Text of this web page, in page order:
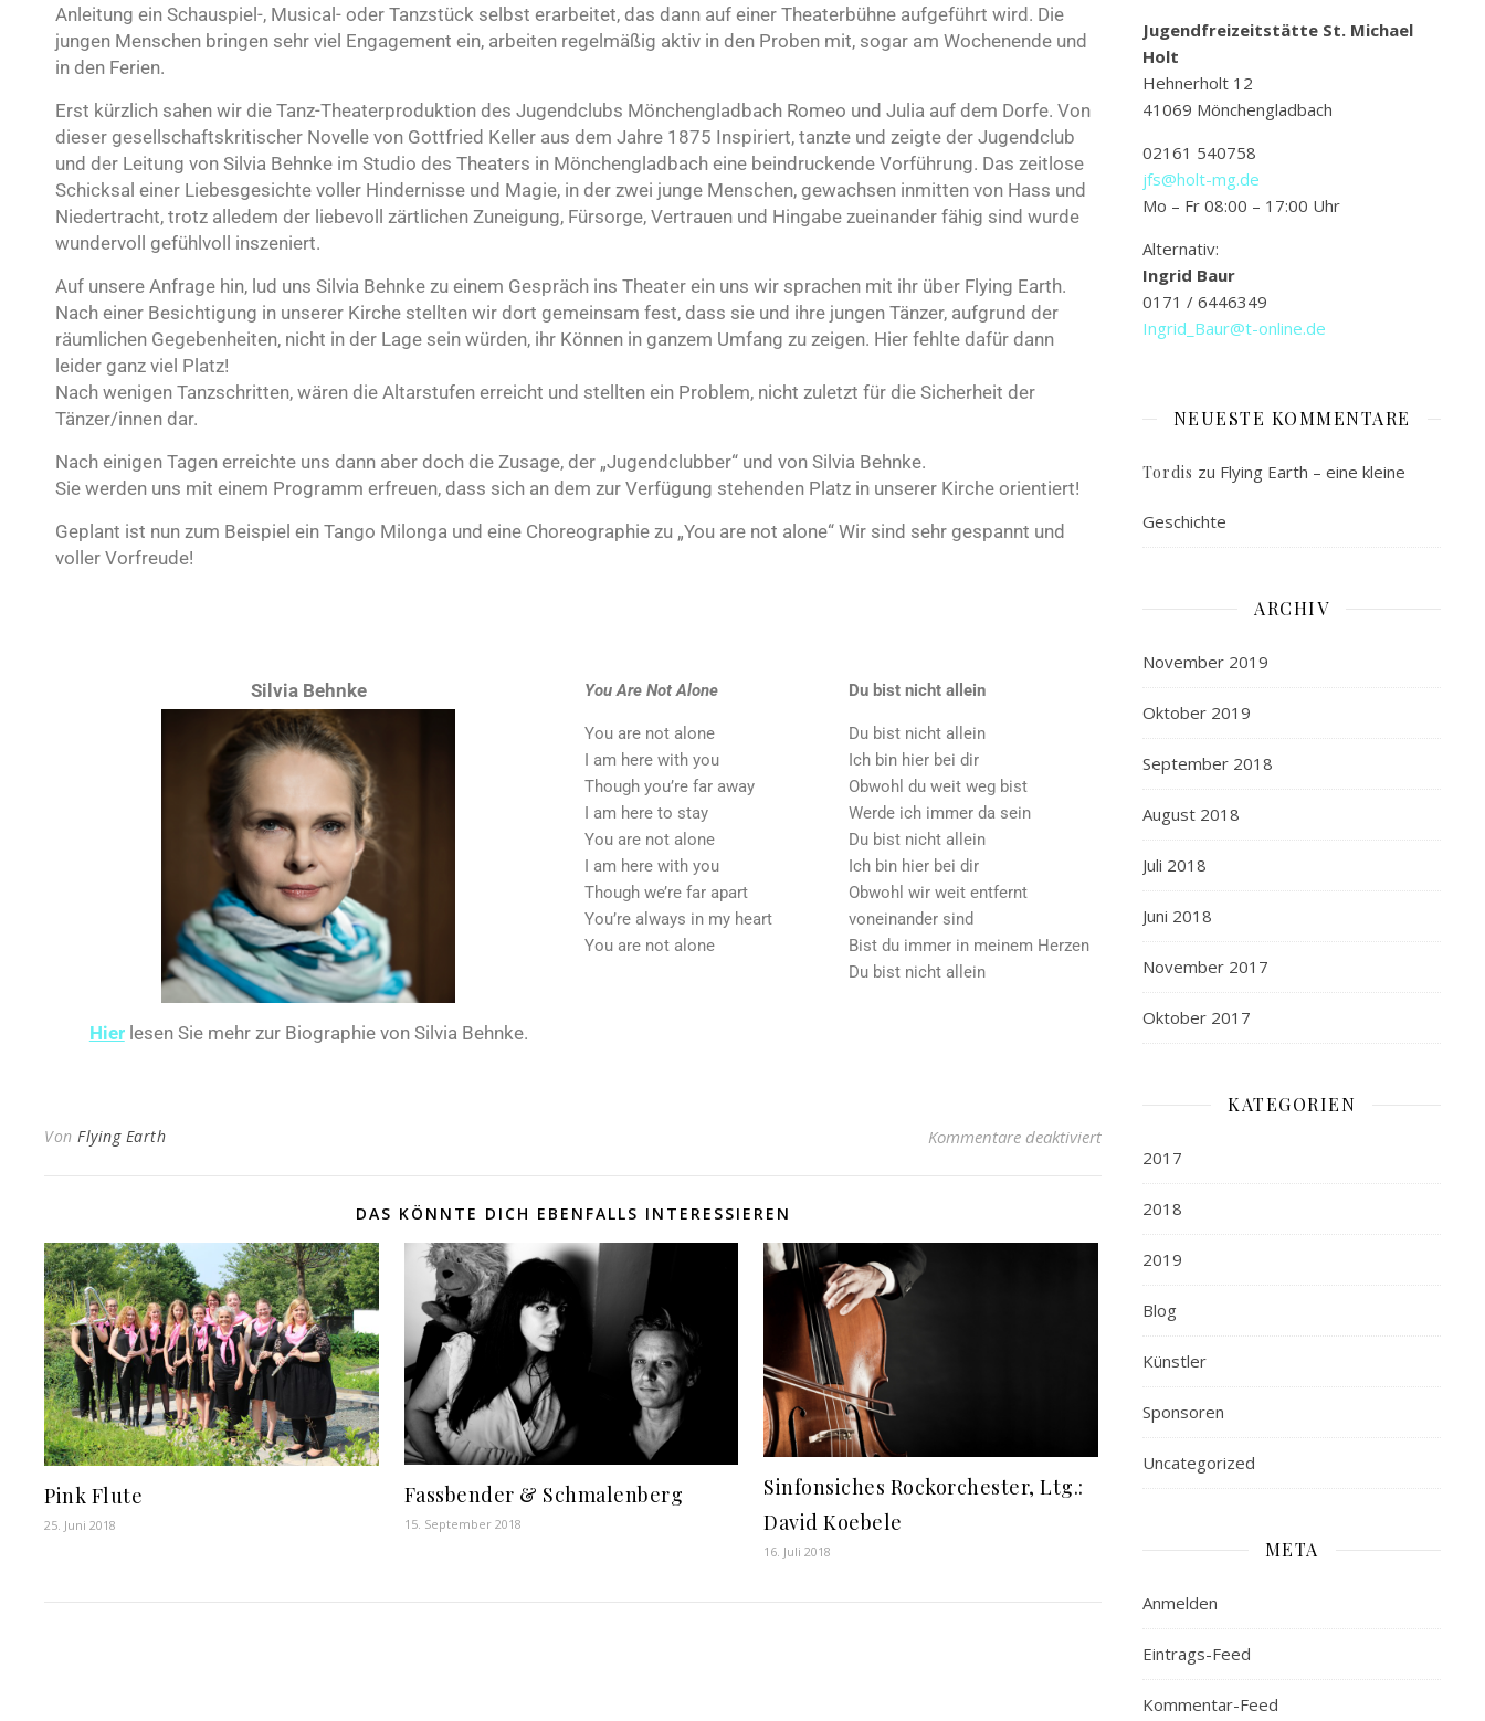
Anleitung ein Schauspiel-, Musical- oder Tanzstück selbst erarbeitet, das dann auf einer Theaterbühne aufgeführt wird. Die
jungen Menschen bringen sehr viel Engagement ein, arbeiten regelmäßig aktiv in den Proben mit, sogar am Wochenende und
in den Ferien.
Erst kürzlich sahen wir die Tanz-Theaterproduktion des Jugendclubs Mönchengladbach Romeo und Julia auf dem Dorfe. Von
dieser gesellschaftskritischer Novelle von Gottfried Keller aus dem Jahre 1875 Inspiriert, tanzte und zeigte der Jugendclub
und der Leitung von Silvia Behnke im Studio des Theaters in Mönchengladbach eine beindruckende Vorführung. Das zeitlose
Schicksal einer Liebesgesichte voller Hindernisse und Magie, in der zwei junge Menschen, gewachsen inmitten von Hass und
Niedertracht, trotz alledem der liebevoll zärtlichen Zuneigung, Fürsorge, Vertrauen und Hingabe zueinander fähig sind wurde
wundervoll gefühlvoll inszeniert.
Auf unsere Anfrage hin, lud uns Silvia Behnke zu einem Gespräch ins Theater ein uns wir sprachen mit ihr über Flying Earth.
Nach einer Besichtigung in unserer Kirche stellten wir dort gemeinsam fest, dass sie und ihre jungen Tänzer, aufgrund der
räumlichen Gegebenheiten, nicht in der Lage sein würden, ihr Können in ganzem Umfang zu zeigen. Hier fehlte dafür dann
leider ganz viel Platz!
Nach wenigen Tanzschritten, wären die Altarstufen erreicht und stellten ein Problem, nicht zuletzt für die Sicherheit der
Tänzer/innen dar.
Nach einigen Tagen erreichte uns dann aber doch die Zusage, der „Jugendclubber“ und von Silvia Behnke.
Sie werden uns mit einem Programm erfreuen, dass sich an dem zur Verfügung stehenden Platz in unserer Kirche orientiert!
Geplant ist nun zum Beispiel ein Tango Milonga und eine Choreographie zu „You are not alone“ Wir sind sehr gespannt und
voller Vorfreude!
Silvia Behnke
Hierlesen Sie mehr zur Biographie von Silvia Behnke.
You Are Not Alone
You are not alone
I am here with you
Though you’re far away
I am here to stay
You are not alone
I am here with you
Though we’re far apart
You’re always in my heart
You are not alone
Du bist nicht allein
Du bist nicht allein
Ich bin hier bei dir
Obwohl du weit weg bist
Werde ich immer da sein
Du bist nicht allein
Ich bin hier bei dir
Obwohl wir weit entfernt
voneinander sind
Bist du immer in meinem Herzen
Du bist nicht allein
Von Flying Earth Kommentare deaktiviert
DAS KÖNNTE DICH EBENFALLS INTERESSIEREN
Pink Flute
25. Juni 2018
Fassbender & Schmalenberg
15. September 2018
Sinfonsiches Rockorchester, Ltg.:
David Koebele
16. Juli 2018
Jugendfreizeitstätte St. Michael
Holt
Hehnerholt 12
41069 Mönchengladbach
02161 540758
jfs@holt-mg.de
Mo – Fr 08:00 – 17:00 Uhr
Alternativ:
Ingrid Baur
0171 / 6446349
Ingrid_Baur@t-online.de
NEUESTE KOMMENTARE
Tordis zu Flying Earth – eine kleine
Geschichte
ARCHIV
November 2019
Oktober 2019
September 2018
August 2018
Juli 2018
Juni 2018
November 2017
Oktober 2017
KATEGORIEN
2017
2018
2019
Blog
Künstler
Sponsoren
Uncategorized
META
Anmelden
Eintrags-Feed
Kommentar-Feed